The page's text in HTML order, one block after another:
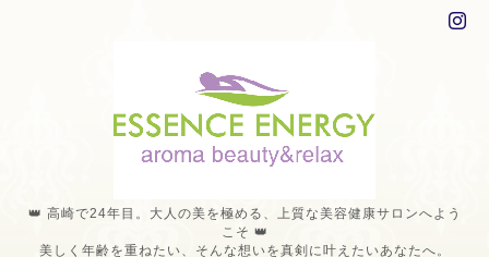
👑 高崎で24年目。大人の美を極める、上質な美容健康サロンへよう
こそ 👑
美しく年齢を重ねたい、そんな想いを真剣に叶えたいあなたへ。